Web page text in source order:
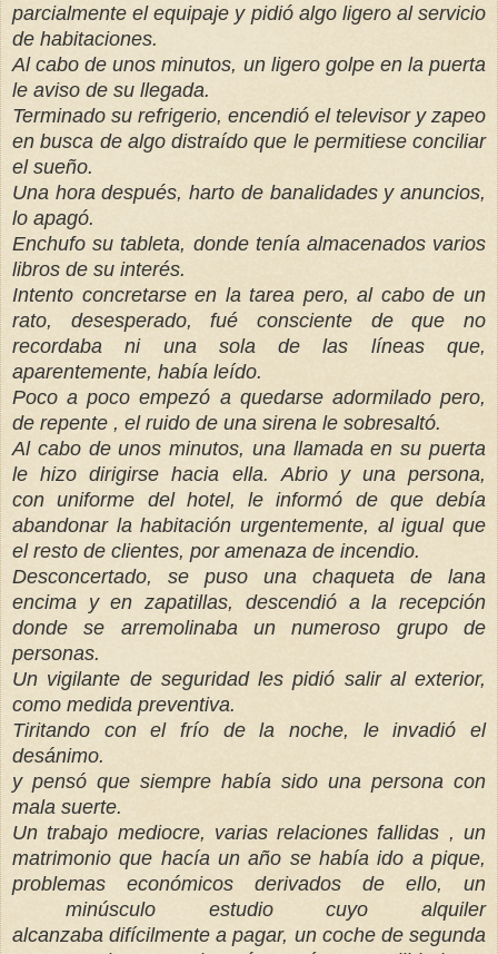
parcialmente el equipaje y pidió algo ligero al servicio
de habitaciones.
Al cabo de unos minutos, un ligero golpe en la puerta
le aviso de su llegada.
Terminado su refrigerio, encendió el televisor y zapeo
en busca de algo distraído que le permitiese conciliar
el sueño.
Una hora después, harto de banalidades y anuncios,
lo apagó.
Enchufo su tableta, donde tenía almacenados varios
libros de su interés.
Intento concretarse en la tarea pero, al cabo de un
rato, desesperado, fué consciente de que no
recordaba ni una sola de las líneas que,
aparentemente, había leído.
Poco a poco empezó a quedarse adormilado pero,
de repente , el ruido de una sirena le sobresaltó.
Al cabo de unos minutos, una llamada en su puerta
le hizo dirigirse hacia ella. Abrio y una persona,
con uniforme del hotel, le informó de que debía
abandonar la habitación urgentemente, al igual que
el resto de clientes, por amenaza de incendio.
Desconcertado, se puso una chaqueta de lana
encima y en zapatillas, descendió a la recepción
donde se arremolinaba un numeroso grupo de
personas.
Un vigilante de seguridad les pidió salir al exterior,
como medida preventiva.
Tiritando con el frío de la noche, le invadió el
desánimo.
y pensó que siempre había sido una persona con
mala suerte.
Un trabajo mediocre, varias relaciones fallidas , un
matrimonio que hacía un año se había ido a pique,
problemas económicos derivados de ello, un
minúsculo estudio cuyo alquiler
alcanzaba difícilmente a pagar, un coche de segunda